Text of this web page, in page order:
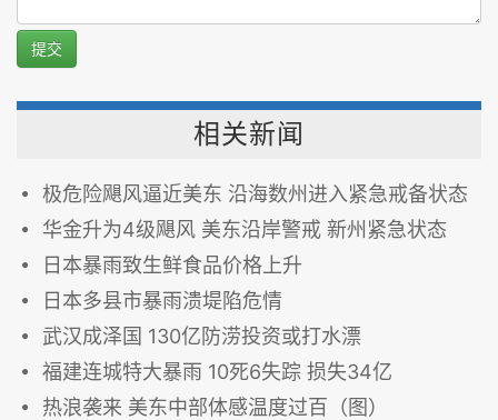
提交
相关新闻
极危险飓风逼近美东 沿海数州进入紧急戒备状态
华金升为4级飓风 美东沿岸警戒 新州紧急状态
日本暴雨致生鲜食品价格上升
日本多县市暴雨溃堤陷危情
武汉成泽国 130亿防涝投资或打水漂
福建连城特大暴雨 10死6失踪 损失34亿
热浪袭来 美东中部体感温度过百（图）